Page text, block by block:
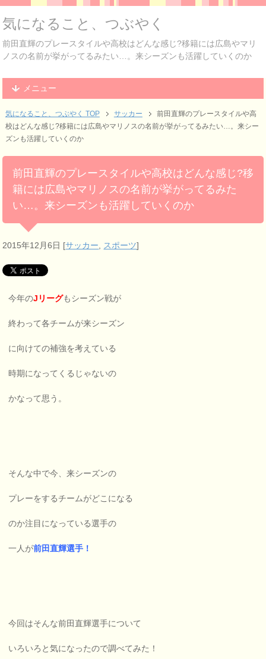
気になること、つぶやく
前田直輝のプレースタイルや高校はどんな感じ?移籍には広島やマリ
ノスの名前が挙がってるみたい…。来シーズンも活躍していくのか
メニュー
気になること、つぶやく TOP サッカー
前田直輝のプレースタイルや高
校はどんな感じ?移籍には広島やマリノスの名前が挙がってるみたい…。来シー
ズンも活躍していくのか
前田直輝のプレースタイルや高校はどんな感じ?移
籍には広島やマリノスの名前が挙がってるみた
い…。来シーズンも活躍していくのか
2015年12月6日 [サッカー, スポーツ]
今年のJリーグもシーズン戦が
終わって各チームが来シーズン
に向けての補強を考えている
時期になってくるじゃないの
かなって思う。
そんな中で今、来シーズンの
プレーをするチームがどこになる
のか注目になっている選手の
一人が前田直輝選手！
今回はそんな前田直輝選手について
いろいろと気になったので調べてみた！